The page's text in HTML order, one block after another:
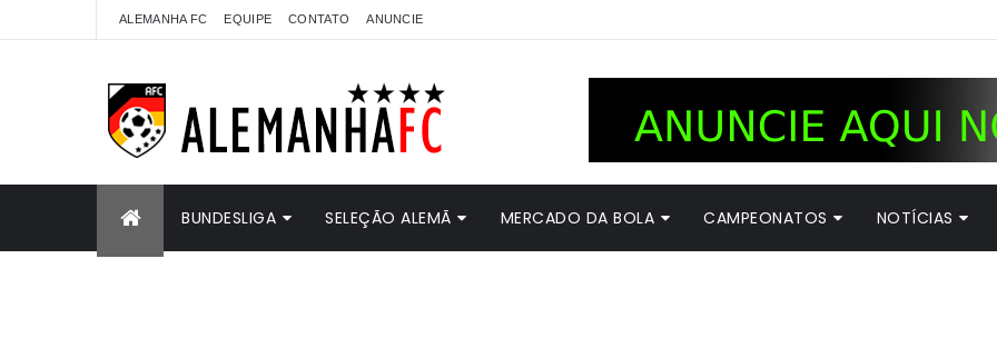
ALEMANHA FC EQUIPE CONTATO ANUNCIE
BUNDESLIGA SELEÇÃO ALEMÃ MERCADO DA BOLA CAMPEONATOS NOTÍCIAS